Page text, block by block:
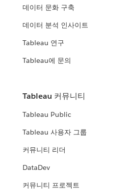
데이터 문화 구축
데이터 분석 인사이트
Tableau 연구
Tableau에 문의
Tableau 커뮤니티
Tableau Public
Tableau 사용자 그룹
커뮤니티 리더
DataDev
커뮤니티 프로젝트